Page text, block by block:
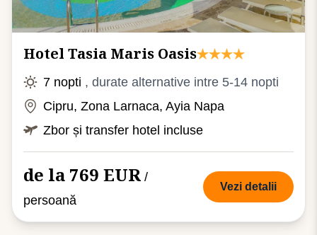
Hotel Tasia Maris Oasis
7 nopti , durate alternative intre 5-14 nopti
Cipru, Zona Larnaca, Ayia Napa
Zbor și transfer hotel incluse
de la 769 EUR /
persoană
Vezi detalii